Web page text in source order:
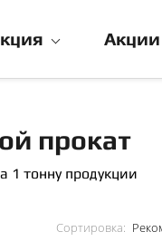
Акции
прокат
1 тонну продукции
Сортировка: